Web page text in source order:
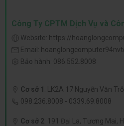
Công Ty CPTM Dịch Vụ và
Website: https://
Email:
Bảo hành: 086.552.8008
Cơ sở 1 : LK2A 17 Nguyễn Văn
098.236.8008 - 0339.69.8008
Cơ sở 2: 191 Đại La, Tương Mai,